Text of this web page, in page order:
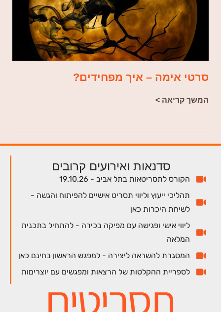
סרטי אימה – איך מפחידים?
המשך קריאה >
סדנאות ואירועים קרובים
הקורס לתסריטאות בתל אביב - 19.10.26
תהליכי ייעוץ וליווי תסריט אישיים להפיתוח והגשה -
לשיחת היכרות כאן
ליווי אישי ופגישה עם מפיקה בכירה - להתחיל בתכנית
המלאה
המסגרת להשראה ליצירה - למפגש הראשון בחינם כאן
לספריית ההקלטות של הרצאות ומפגשים עם יוצריםות